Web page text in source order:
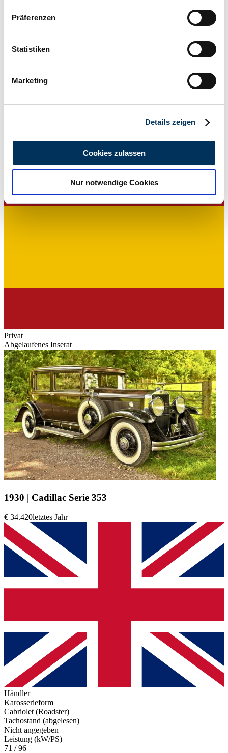
Informationen über Ihre geografische Lage
können
bestimmten Merkmalen (Fingerprinting) identifizieren
Erfahren Sie mehr darüber, wie Ihre persönlichen Daten
analysieren. Außerdem geben wir Informationen zu Ihrer
Verwendung unserer Website an unsere Partner für
soziale Medien, Werbung und Analysen weiter. Unsere
Partner führen diese Informationen möglicherweise mit
Präferenzen
Statistiken
Marketing
Details zeigen
Cookies zulassen
Nur notwendige Cookies
Privat
Abgelaufenes Inserat
1930 | Cadillac Serie 353
€ 34.420letztes Jahr
Händler
Karosserieform
Cabriolet (Roadster)
Tachostand (abgelesen)
Nicht angegeben
Leistung (kW/PS)
71 / 96